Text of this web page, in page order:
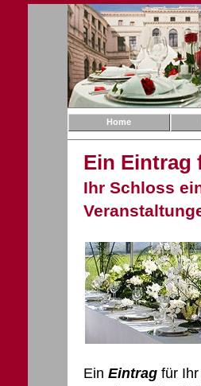
Home
Ein Eintrag
Ihr Schloss
Ein Eintrag für Ihr